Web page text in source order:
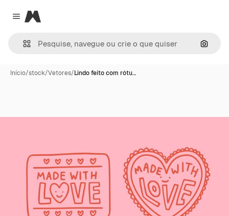
Close menu
Magnific
Início/stock/Vetores/Lindo feito com rótu…